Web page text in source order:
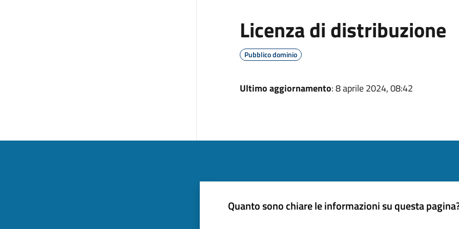
Licenza di distribuzione
Pubblico dominio
Ultimo aggiornamento: 8 aprile 2024, 08:42
Quanto sono chiare le informazioni su questa